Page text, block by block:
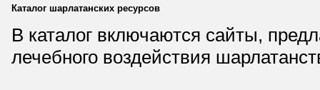
Каталог шарлатанских ресурсов
В каталог включаются сайты,
лечебного воздействия